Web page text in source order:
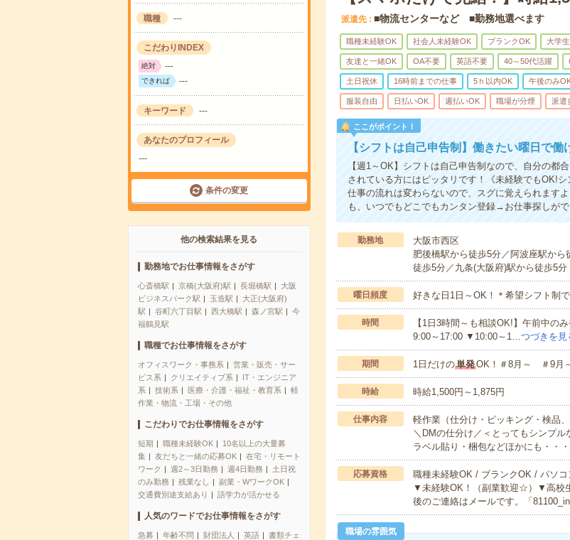
職種 ---
こだわりINDEX
絶対 ---
できれば ---
キーワード ---
あなたのプロフィール
---
条件の変更
他の検索結果を見る
勤務地でお仕事情報をさがす
心斎橋駅 京橋(大阪府)駅 長堀橋駅
大阪
ビジネスパーク駅
玉造駅
大正(大阪府)
駅
谷町六丁目駅 西大橋駅 森ノ宮駅
今
福鶴見駅
職種でお仕事情報をさがす
オフィスワーク・事務系
営業・販売・サー
ビス系
クリエイティブ系
IT・エンジニア
系
技術系 医療・介護・福祉・教育系
軽
作業・物流・工場・その他
こだわりでお仕事情報をさがす
短期 職種未経験OK
10名以上の大量募
集
友だちと一緒の応募OK
在宅・リモート
ワーク
週2～3日勤務 週4日勤務
土日祝
のみ勤務
残業なし
副業・WワークOK
交通費別途支給あり
語学力が活かせる
人気のワードでお仕事情報をさがす
急募 年齢不問 財団法人 英語
書類チェ
派遣先 ■物流センターなど ■勤務地選べます
職種未経験OK 社会人未経験OK ブランクOK 大学
友達と一緒OK OA不要 英語不要 40～50代活躍
土日祝休 16時前までの仕事 5ｈ以内OK 午後のみ
服装自由 日払いOK 週払いOK 職場が分煙 派遣
ここがポイント！
【シフトは自己申告制】働きたい曜日で
【週1～OK】シフトは自己申告制なので、自分の都
されている方にはピッタリです！《未経験でもOK!
仕事の流れは変わらないので、スグに覚えられます
も、いつでもどこでもカンタン登録→お仕事探しがで
勤務地
大阪市西区
肥後橋駅から徒歩5分／阿波座駅か
徒歩5分／九条(大阪府)駅から徒歩5分
曜日頻度 好きな日1日～OK！＊希望シフト制
時間
【1日3時間～も相談OK!】午前中の
9:00～17:00 ▼10:00～1…つづきを見
期間 1日だけの単発OK！＃8月～ ＃9月
時給 時給1,500円～1,875円
仕事内容
軽作業（仕分け・ピッキング・検品、
＼DMの仕分け／＜とってもシンプ
ラベル貼り・梱包などほかにも・・
応募資格
職種未経験OK / ブランクOK / パソ
▼未経験OK！（副業歓迎☆）▼高校
後のご連絡はメールです。「
職場の雰囲気